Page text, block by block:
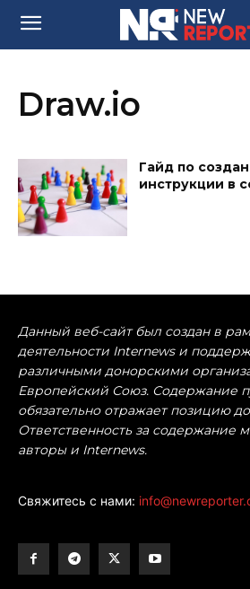
Draw.io
Гайд по
инструкции в
Данный веб-сайт был создан в
деятельности Internews и
различными донорскими
Европейский Союз. Содержание
обязательно отражает позицию
Ответственность за содержание
авторы и Internews.
Свяжитесь с нами: